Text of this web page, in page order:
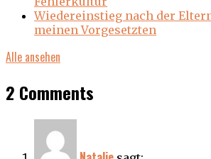
Wiedereinstieg nach der
meinen Vorgesetzten
Alle ansehen
2 Comments